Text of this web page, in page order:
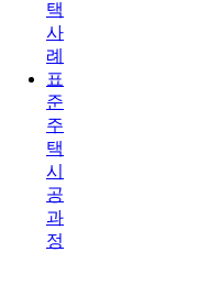
택
사
례
표
준
주
택
시
공
과
정